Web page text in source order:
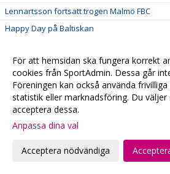
Lennartsson fortsatt trogen Malmö FBC
Happy Day på Baltiskan
Malmöklacken dominerar i Göteborg
Skånelaget till Kvartsfinal
Gothia Cup - Lördag
Skånlagstjejerna efter 1:a dagen
Vinst mot samarbetsklubben Hvidovre
Skånelaget
För att hemsidan ska fungera korrekt
cookies från SportAdmin. Dessa går
Föreningen kan också använda
statistik eller marknadsföring. Du väljer
acceptera dessa.
Anpassa dina val
Acceptera nödvändiga